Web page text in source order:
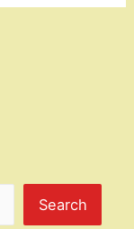
Search